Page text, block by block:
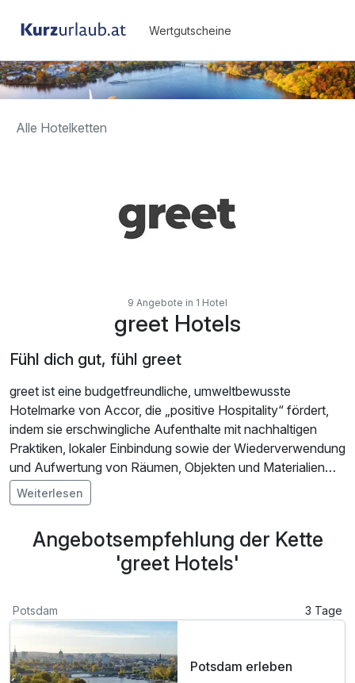
Wertgutscheine
Alle Hotelketten
9 Angebote in 1 Hotel
greet Hotels
Fühl dich gut, fühl greet
greet ist eine budgetfreundliche, umweltbewusste
Hotelmarke von Accor, die „positive Hospitality“ fördert,
indem sie erschwingliche Aufenthalte mit nachhaltigen
Praktiken, lokaler Einbindung sowie der Wiederverwendung
und Aufwertung von Räumen, Objekten und Materialien
kombiniert.
Weiterlesen
Angebotsempfehlung der Kette
'greet Hotels'
Potsdam 3 Tage
Potsdam erleben